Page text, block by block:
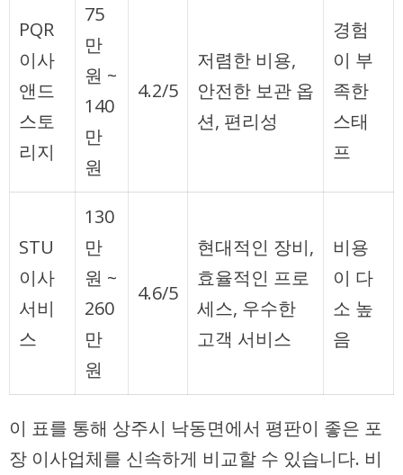
PQR
이사
앤드
스토
리지
75
만
원 ~
140
만
원
4.2/5
저렴한 비용,
안전한 보관 옵
션, 편리성
경험
이 부
족한
스태
프
STU
이사
서비
스
130
만
원 ~
260
만
원
4.6/5
현대적인 장비,
효율적인 프로
세스, 우수한
고객 서비스
비용
이 다
소 높
음
이 표를 통해 상주시 낙동면에서 평판이 좋은 포
장 이사업체를 신속하게 비교할 수 있습니다. 비